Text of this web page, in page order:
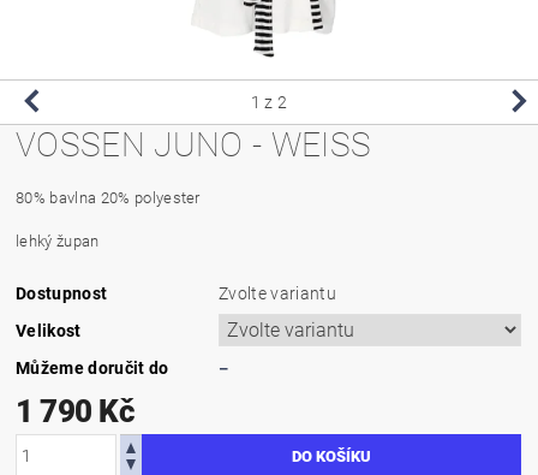
1 z 2
VOSSEN JUNO - WEISS
80% bavlna 20% polyester
lehký župan
Dostupnost
Zvolte variantu
Velikost
Můžeme doručit do
–
1 790 Kč